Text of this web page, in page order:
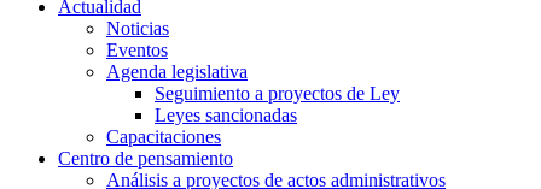
Actualidad
Noticias
Eventos
Agenda legislativa
Seguimiento a proyectos de Ley
Leyes sancionadas
Capacitaciones
Centro de pensamiento
Análisis a proyectos de actos administrativos